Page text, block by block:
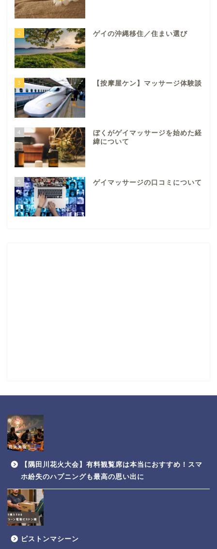
2 ゲイの沖縄移住／住まい選び
3 【按摩屋ケン】マッサージ体験談
4
ぼくがゲイマッサージを始めた経
緯について
5 ゲイマッサージの口コミについて
【隅田川花火大会】有料観覧席は本当におすすめ！スマ
ホ紛失のハプニングも最高の思い出に
ピストンマシーン